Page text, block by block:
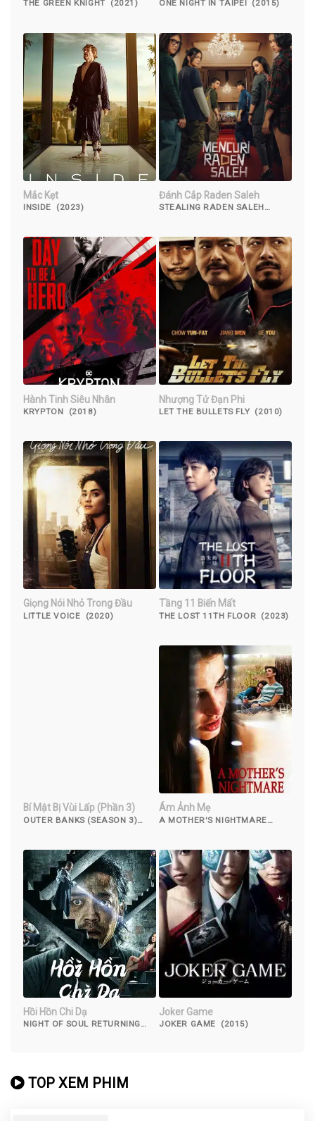
THE GREEN KNIGHT (2021) ONE NIGHT IN TAIPEI (2015)
Mắc Kẹt
INSIDE (2023)
Đánh Cắp Raden Saleh
STEALING RADEN SALEH
Hành Tinh Siêu Nhân
KRYPTON (2018)
Nhượng Tử Đạn Phi
LET THE BULLETS FLY (2010)
Giọng Nói Nhỏ Trong Đầu
LITTLE VOICE (2020)
Tầng 11 Biến Mất
THE LOST 11TH FLOOR (2023)
Bí Mật Bị Vùi Lấp (Phần 3)
OUTER BANKS (SEASON 3)
Ám Ảnh Mẹ
A MOTHER'S NIGHTMARE
Hồi Hồn Chi Dạ
NIGHT OF SOUL RETURNING
Joker Game
JOKER GAME (2015)
TOP XEM PHIM